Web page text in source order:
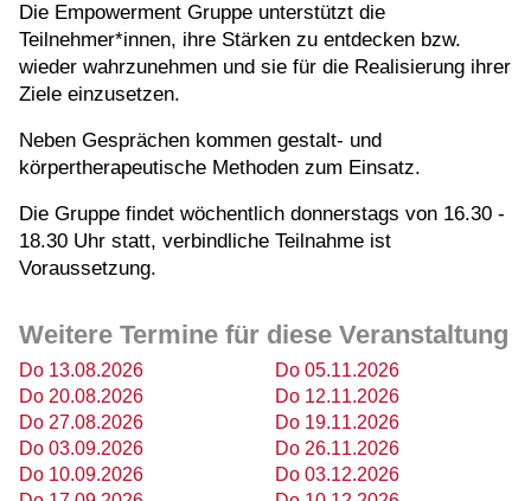
Die Empowerment Gruppe unterstützt die
Teilnehmer*innen, ihre Stärken zu entdecken bzw.
wieder wahrzunehmen und sie für die Realisierung ihrer
Ziele einzusetzen.
Neben Gesprächen kommen gestalt- und
körpertherapeutische Methoden zum Einsatz.
Die Gruppe findet wöchentlich donnerstags von 16.30 -
18.30 Uhr statt, verbindliche Teilnahme ist
Voraussetzung.
Weitere Termine für diese Veranstaltung
Do 13.08.2026
Do 20.08.2026
Do 27.08.2026
Do 03.09.2026
Do 10.09.2026
Do 05.11.2026
Do 12.11.2026
Do 19.11.2026
Do 26.11.2026
Do 03.12.2026